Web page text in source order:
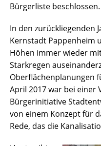
Bürgerliste beschlossen.
In den zurückliegenden
Kernstadt Pappenheim
Höhen immer wieder
Starkregen
Oberflächenplanungen
April 2017 war bei einer
Bürgerinitiative
von einem Konzept für
Rede, das die